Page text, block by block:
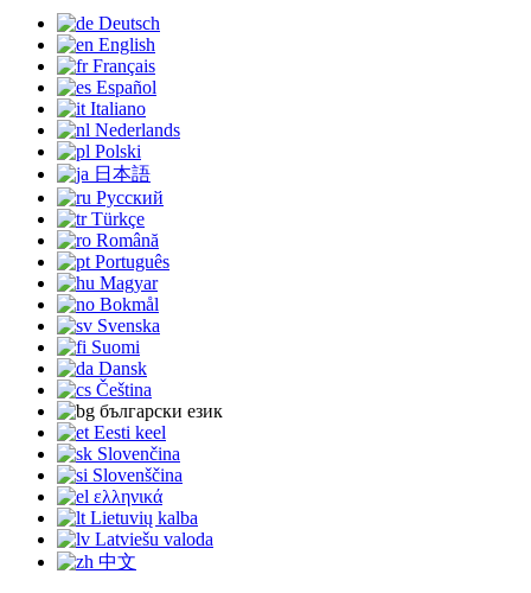
Deutsch
English
Français
Español
Italiano
Nederlands
Polski
日本語
Русский
Türkçe
Română
Português
Magyar
Bokmål
Svenska
Suomi
Dansk
Čeština
български език
Eesti keel
Slovenčina
Slovenščina
ελληνικά
Lietuvių kalba
Latviešu valoda
中文